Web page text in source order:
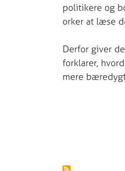
politikere og
orker at læse
Derfor giver
forklarer,
mere